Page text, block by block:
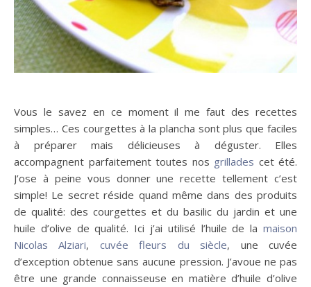
Vous le savez en ce moment il me faut des recettes
simples… Ces courgettes à la plancha sont plus que faciles
à préparer mais délicieuses à déguster. Elles
accompagnent parfaitement toutes nos grillades cet été.
J’ose à peine vous donner une recette tellement c’est
simple! Le secret réside quand même dans des produits
de qualité: des courgettes et du basilic du jardin et une
huile d’olive de qualité. Ici j’ai utilisé l’huile de la maison
Nicolas Alziari, cuvée fleurs du siècle, une cuvée
d’exception obtenue sans aucune pression. J’avoue ne pas
être une grande connaisseuse en matière d’huile d’olive